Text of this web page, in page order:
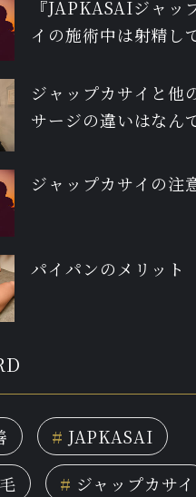
『JAPKASAIジャッ
イの施術中は射精し
ジャップカサイと他
サージの違いはなん
ジャップカサイの注
パイパンのメリット
# JAPKASAI
# ジャップカサイ